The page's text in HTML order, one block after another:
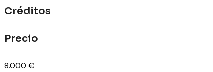
Créditos
Precio
8.000 €